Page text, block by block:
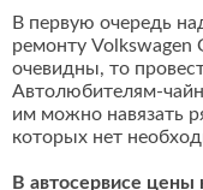
В первую очередь
ремонту Volkswagen
очевидны, то
Автолюбителям-
им можно навязать
которых нет
В автосервисе